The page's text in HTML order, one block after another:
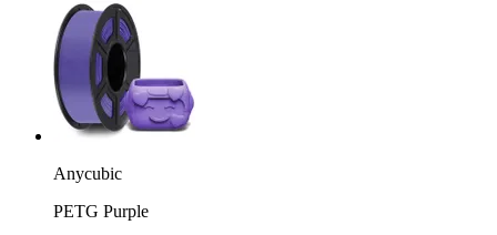
Anycubic
PETG Purple